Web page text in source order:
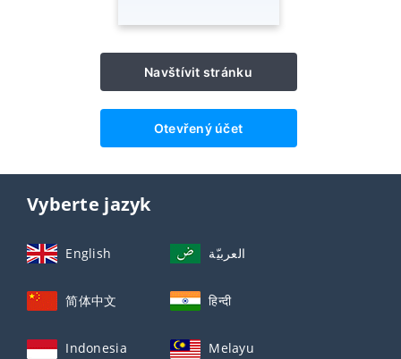
Navštívit stránku
Otevřený účet
Vyberte jazyk
English العربيّة
简体中文 हिन्दी
Indonesia Melayu